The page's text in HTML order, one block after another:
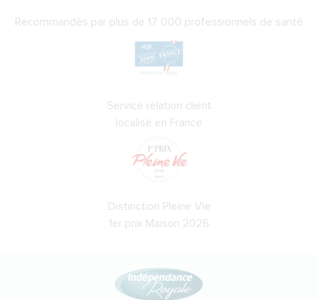
Recommandés par plus de 17 000 professionnels de santé
Service relation client
localisé en France
Distinction Pleine Vie
1er prix Maison 2026